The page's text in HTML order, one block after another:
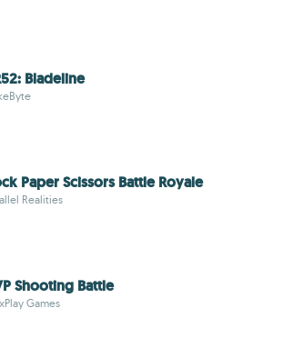
Bladeline
Paper Scissors Battle Royale
Realities
Shooting Battle
Games